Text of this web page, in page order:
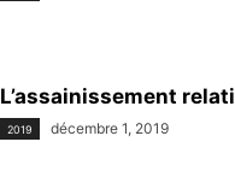
L’assainissement
2019 décembre 1, 2019